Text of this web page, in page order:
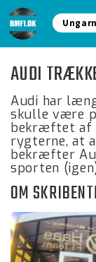
AUDI
Audi har
skulle være
bekræftet af
rygterne, at
bekræfter
sporten
OM